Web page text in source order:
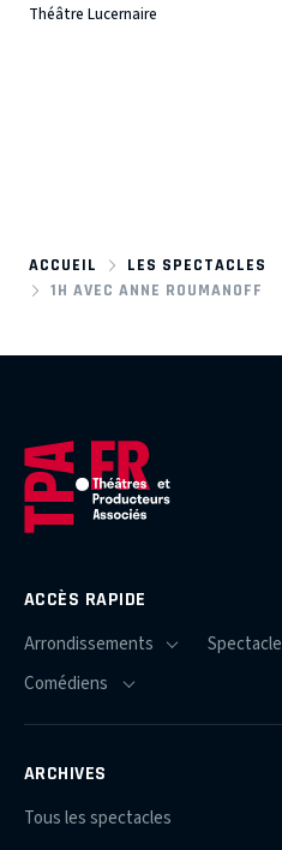
Théâtre Lucernaire
ACCUEIL
LES SPECTACLES
1H AVEC ANNE ROUMANOFF
ACCÈS RAPIDE
ARCHIVES
Tous les spectacles